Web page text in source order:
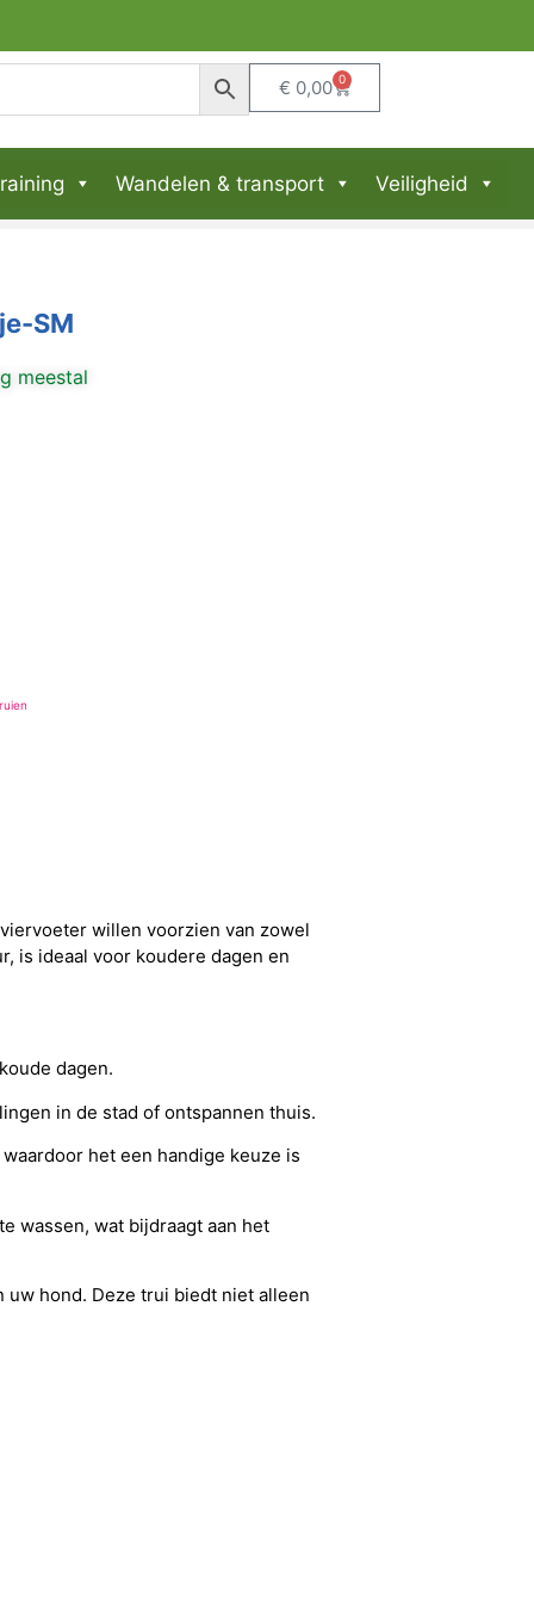
€ 0,00 0
Wandelen & transport Veiligheid
SM
meestal
willen voorzien van zowel
is ideaal voor koudere dagen en
dagen.
in de stad of ontspannen thuis.
het een handige keuze is
wassen, wat bijdraagt aan het
uw hond. Deze trui biedt niet alleen